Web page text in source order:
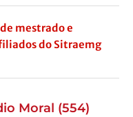
mestrado e
do Sitraemg
Moral (554)